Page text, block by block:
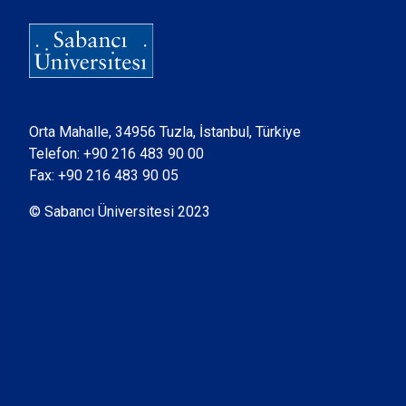
Orta Mahalle, 34956 Tuzla, İstanbul, Türkiye
Telefon: +90 216 483 90 00
Fax: +90 216 483 90 05
© Sabancı Üniversitesi 2023